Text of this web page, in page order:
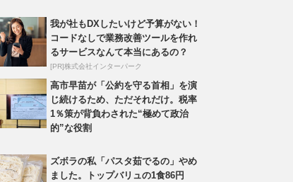
我が社もDXしたいけど予算がない！
コードなしで業務改善ツールを作れ
るサービスなんて本当にあるの？
[PR]株式会社インターパーク
高市早苗が「公約を守る首相」を演
じ続けるため、ただそれだけ。税率
1％策が背負わされた“極めて政治
的”な役割
ズボラの私「パスタ茹でるの」やめ
ました。トップバリュの1食86円